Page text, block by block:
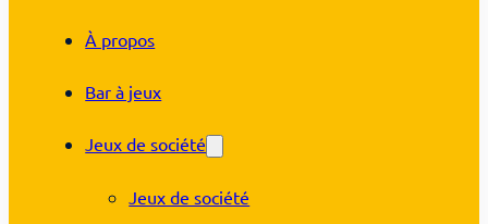
À propos
Bar à jeux
Jeux de société
Jeux de société